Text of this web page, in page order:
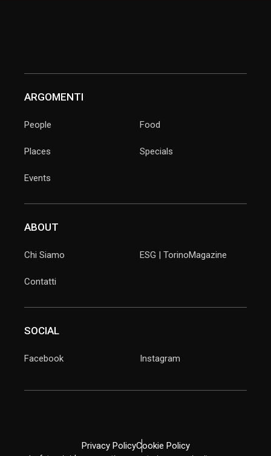
ARGOMENTI
People
Places
Events
Food
Specials
ABOUT
Chi Siamo
Contatti
ESG | TorinoMagazine
SOCIAL
Facebook Instagram
Privacy PolicyCookie Policy